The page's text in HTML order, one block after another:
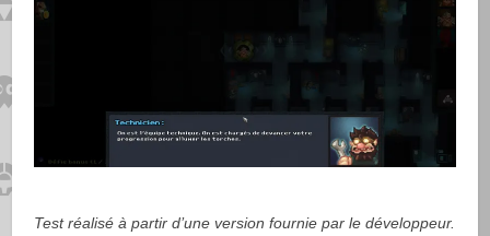
Test réalisé à partir d’une version fournie par le développeur.